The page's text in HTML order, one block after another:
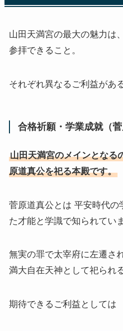
山田天満宮の最大の魅力は
参拝できること。
それぞれ異なるご利益があ
合格祈願・学業成就（菅
山田天満宮のメインとなる
原道真公を祀る本殿です。
菅原道真公とは 平安時代の
た才能と学識で知られてい
無実の罪で太宰府に左遷さ
満大自在天神として祀られ
期待できるご利益としては